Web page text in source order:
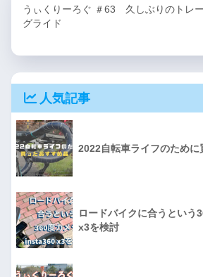
うぃくりーろぐ ＃63 久しぶりのトレ
グライド
人気記事
2022自転車ライフのために
ロードバイクに合うとい
x3を検討